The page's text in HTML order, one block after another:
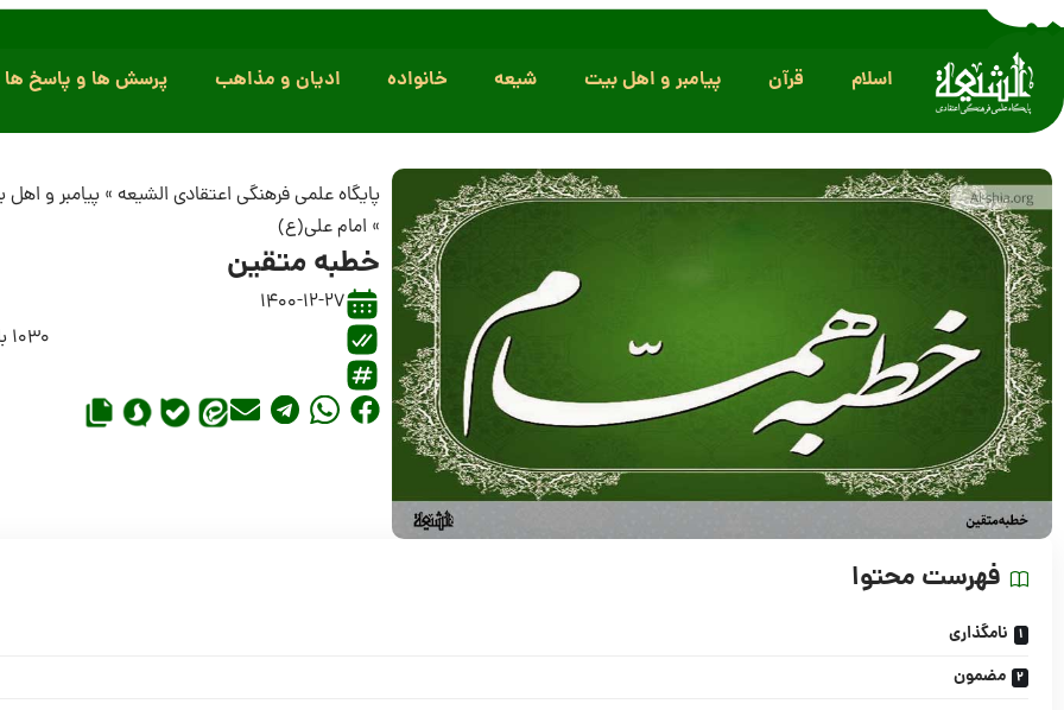
اسلام قرآن پیامبر و اهل بیت شیعه خانواده ادیان و مذاهب پرسش ها و پاسخ ها
پایگاه علمی فرهنگی اعتقادی الشیعه »پیامبر و
» امام علی(ع)
خطبه متقین
1400-12-27
1030 بازدید
فهرست محتوا
نامگذاری
مضمون